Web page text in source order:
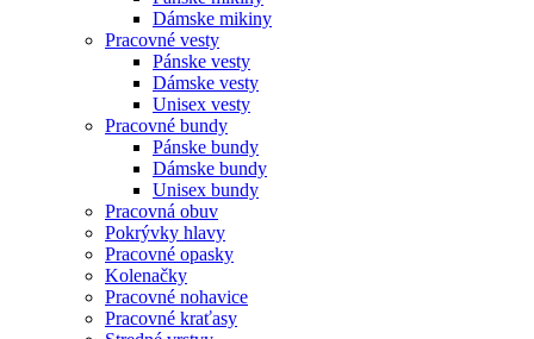
Dámske mikiny
Pracovné vesty
Pánske vesty
Dámske vesty
Unisex vesty
Pracovné bundy
Pánske bundy
Dámske bundy
Unisex bundy
Pracovná obuv
Pokrývky hlavy
Pracovné opasky
Kolenačky
Pracovné nohavice
Pracovné kraťasy